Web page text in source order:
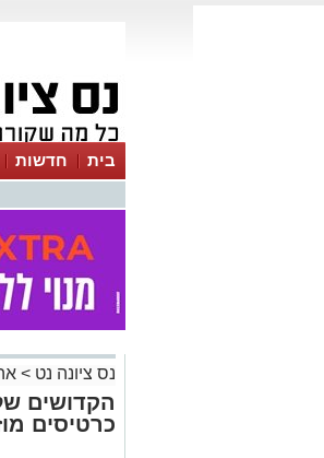
בית חדשות
נס ציונה נט >
הקדושים
כרטיסים